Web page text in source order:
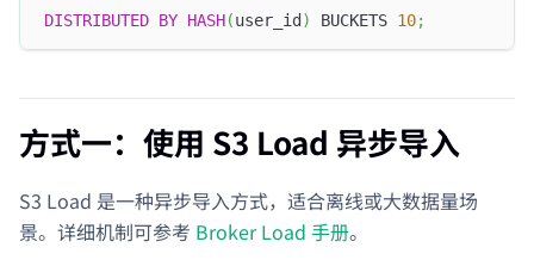
DISTRIBUTED BY HASH(user_id ) BUCKETS 10;
方式一：使用 S3 Load 异步导入
S3 Load 是一种异步导入方式，适合离线或大数据量场
景。详细机制可参考 Broker Load 手册。